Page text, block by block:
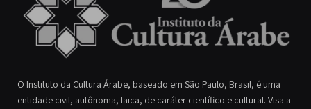
O Instituto da Cultura Árabe, baseado em São Paulo, Brasil, é uma
entidade civil, autônoma, laica, de caráter científico e cultural. Visa a